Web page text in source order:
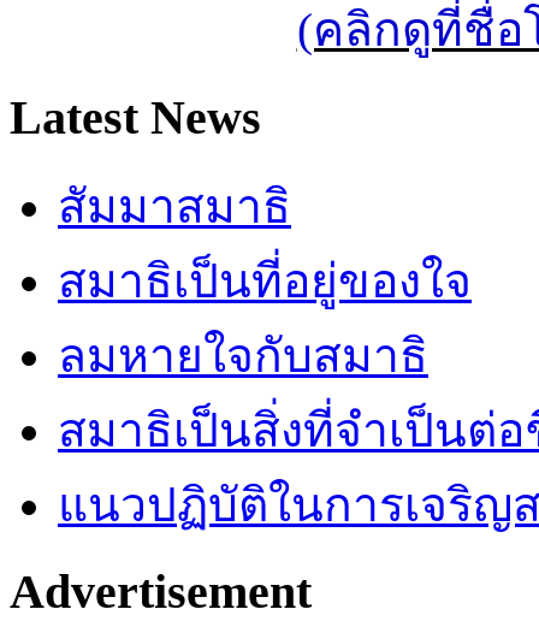
(คลิกดูที่ชื่อ
Latest News
สัมมาสมาธิ
สมาธิเป็นที่อยู่ของใจ
ลมหายใจกับสมาธิ
สมาธิเป็นสิ่งที่จำเป็นต่
แนวปฏิบัติในการเจริญ
Advertisement